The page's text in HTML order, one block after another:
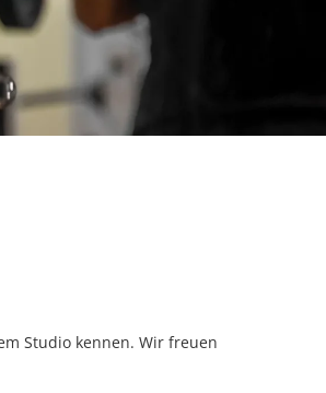
Studio kennen. Wir freuen